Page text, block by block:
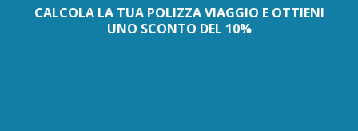
CALCOLA LA TUA POLIZZA VIAGGIO E OTTIENI
UNO SCONTO DEL 10%